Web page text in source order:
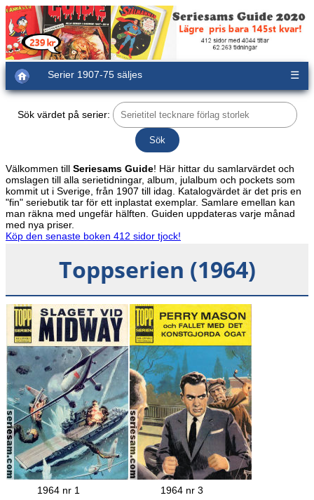
Serier 1907-75 säljes ☰
Sök värdet på serier:
Välkommen till Seriesams Guide! Här hittar du samlarvärdet och
omslagen till alla serietidningar, album, julalbum och pockets som
kommit ut i Sverige, från 1907 till idag. Katalogvärdet är det pris en
"fin" seriebutik tar för ett inplastat exemplar. Samlare emellan kan
man räkna med ungefär hälften. Guiden uppdateras varje månad
med nya priser.
Köp den senaste boken 412 sidor tjock!
Toppserien (1964)
1964 nr 1
1964 nr 3